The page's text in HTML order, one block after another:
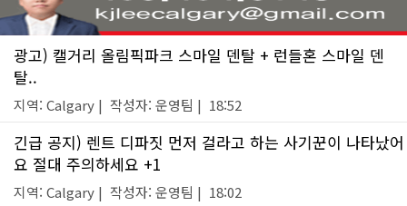
광고) 캘거리 올림픽파크 스마일 덴탈 + 런들혼 스마일 덴
탈..
지역: Calgary | 작성자: 운영팀 | 18:52
긴급 공지) 렌트 디파짓 먼저 걸라고 하는 사기꾼이 나타났어
요 절대 주의하세요 +1
지역: Calgary | 작성자: 운영팀 | 18:02